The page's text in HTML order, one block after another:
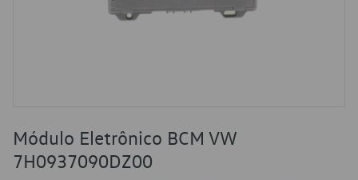
Módulo Eletrônico BCM VW
7H0937090DZ00